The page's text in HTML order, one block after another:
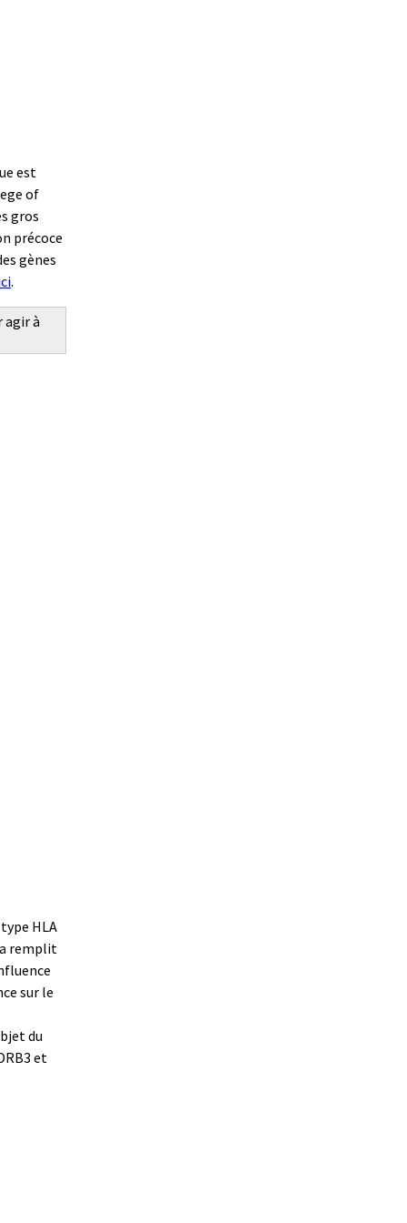
est
of
gros
précoce
gènes
.
agir à
HLA
remplit
sur le
du
et